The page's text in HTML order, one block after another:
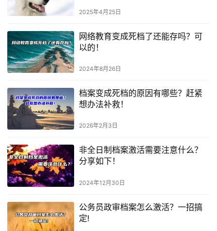
2025年4月25日
网络教育变成死档了还能存吗？可
以的！
2024年8月26日
档案变成死档的原因有哪些？赶紧
想办法补救！
2026年2月3日
非全日制档案激活需要注意什么？
分享如下！
2024年12月30日
公务员政审档案怎么激活？一招搞
定!